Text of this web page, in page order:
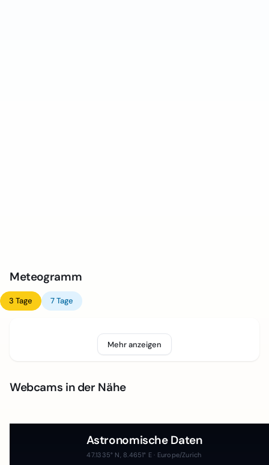
Meteogramm
3 Tage 7 Tage
Mehr anzeigen
Webcams in der Nähe
Astronomische Daten
47.1335° N, 8.4651° E · Europe/Zurich